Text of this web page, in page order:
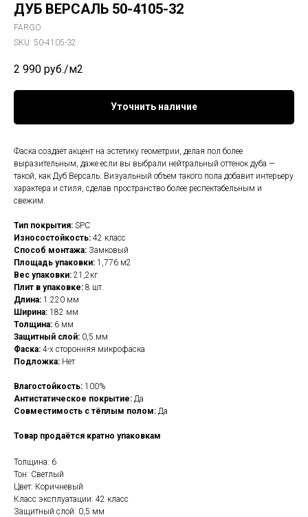
ДУБ ВЕРСАЛЬ 50-4105-32
FARGO
SKU: 50-4105-32
2 990 руб./м2
Уточнить наличие
Фаска создаёт акцент на эстетику геометрии, делая пол более
выразительным, даже если вы выбрали нейтральный оттенок дуба —
такой, как Дуб Версаль. Визуальный объем такого пола добавит интерьеру
характера и стиля, сделав пространство более респектабельным и
свежим.
Тип покрытия: SPC
Износостойкость: 42 класс
Способ монтажа: Замковый
Площадь упаковки: 1,776 м2
Вес упаковки: 21,2кг
Плит в упаковке: 8 шт.
Длина: 1.220 мм
Ширина: 182 мм
Толщина: 6 мм
Защитный слой: 0,5 мм
Фаска: 4-х сторонняя микрофаска
Подложка: Нет
Влагостойкость: 100%
Антистатическое покрытие: Да
Совместимость с тёплым полом: Да
Товар продаётся кратно упаковкам
Толщина: 6
Тон: Светлый
Цвет: Коричневый
Класс эксплуатации: 42 класс
Защитный слой: 0,5 мм